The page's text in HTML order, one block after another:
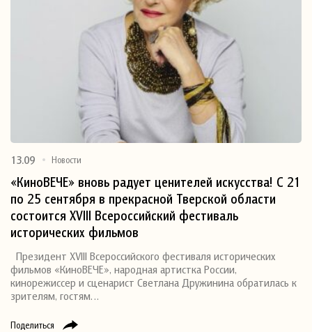
Поделиться
13.09 Новости
«КиноВЕЧЕ» вновь радует ценителей искусства! С 21
по 25 сентября в прекрасной Тверской области
состоится XVIII Всероссийский фестиваль
исторических фильмов
Президент XVIII Всероссийского фестиваля исторических
фильмов «КиноВЕЧЕ», народная артистка России,
кинорежиссер и сценарист Светлана Дружинина обратилась к
зрителям, гостям…